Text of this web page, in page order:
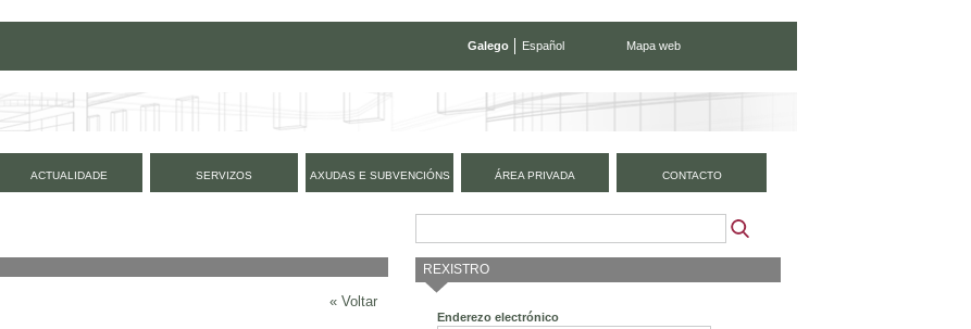
Galego Español Mapa web
ACTUALIDADE SERVIZOS AXUDAS E SUBVENCIÓNS ÁREA PRIVADA CONTACTO
« Voltar
REXISTRO
Enderezo electrónico